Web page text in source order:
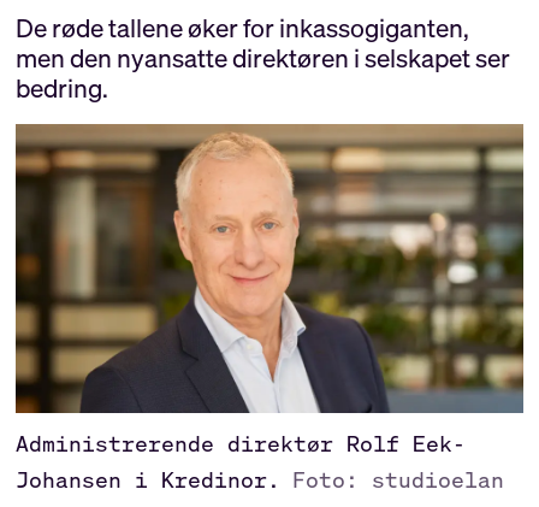
De røde tallene øker for inkassogiganten,
men den nyansatte direktøren i selskapet ser
bedring.
Administrerende direktør Rolf Eek-
Johansen i Kredinor.
Foto: studioelan